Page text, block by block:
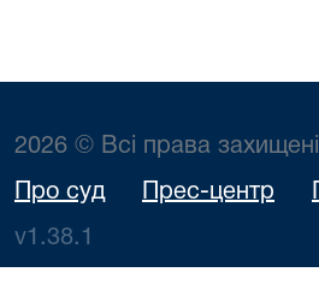
2026 © Всі права захищені
Про суд Прес-центр
v1.38.1